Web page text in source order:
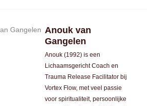
Anouk van
Gangelen
Anouk (1992) is een
Lichaamsgericht Coach en
Trauma Release Facilitator bij
Vortex Flow, met veel passie
voor spiritualiteit, persoonlijke